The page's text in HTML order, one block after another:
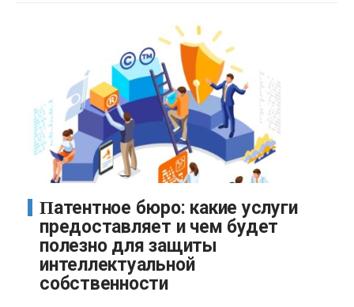
Патентное бюро: какие услуги
предоставляет и чем будет
полезно для защиты
интеллектуальной
собственности